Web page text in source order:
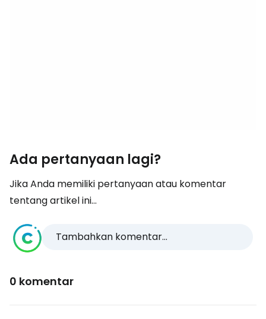
Ada pertanyaan lagi?
Jika Anda memiliki pertanyaan atau komentar
tentang artikel ini...
Tambahkan komentar...
0 komentar